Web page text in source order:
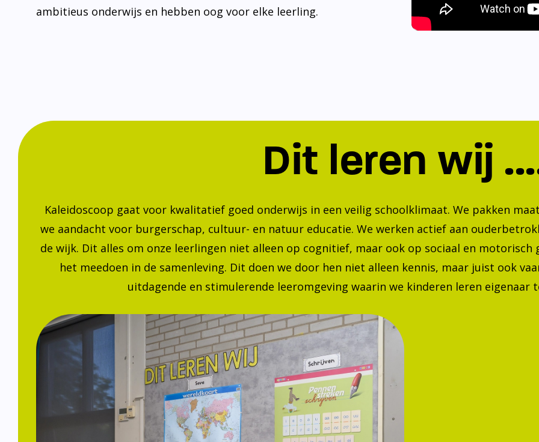
ambitieus onderwijs en hebben oog voor elke leerling.
Dit leren wij
Kaleidoscoop gaat voor kwalitatief goed onderwijs in een veilig schoolklimaat. We pakken
we aandacht voor burgerschap, cultuur- en natuur educatie. We werken actief aan
de wijk. Dit alles om onze leerlingen niet alleen op cognitief, maar ook op sociaal en
het meedoen in de samenleving. Dit doen we door hen niet alleen kennis, maar juist ook
uitdagende en stimulerende leeromgeving waarin we kinderen leren eigenaar